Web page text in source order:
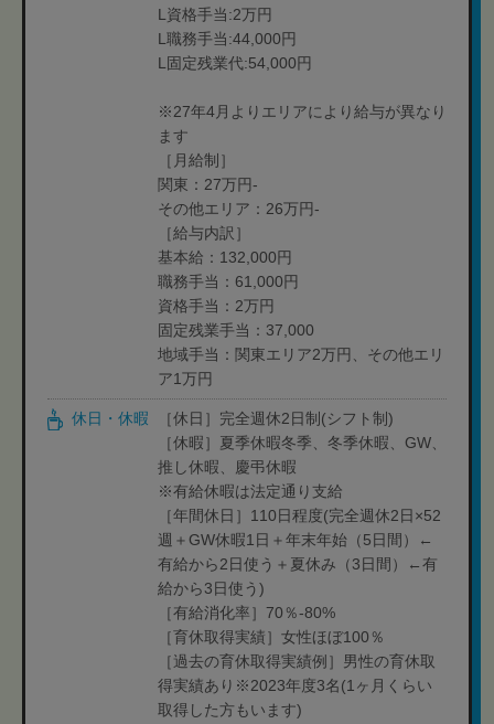
L資格手当:2万円
L職務手当:44,000円
L固定残業代:54,000円
※27年4月よりエリアにより給与が異なり
ます
［月給制］
関東：27万円-
その他エリア：26万円-
［給与内訳］
基本給：132,000円
職務手当：61,000円
資格手当：2万円
固定残業手当：37,000
地域手当：関東エリア2万円、その他エリ
ア1万円
休日・休暇
［休日］完全週休2日制(シフト制)
［休暇］夏季休暇冬季、冬季休暇、GW、
推し休暇、慶弔休暇
※有給休暇は法定通り支給
［年間休日］110日程度(完全週休2日×52
週＋GW休暇1日＋年末年始（5日間）←
有給から2日使う＋夏休み（3日間）←有
給から3日使う)
［有給消化率］70％-80%
［育休取得実績］女性ほぼ100％
［過去の育休取得実績例］男性の育休取
得実績あり※2023年度3名(1ヶ月くらい
取得した方もいます)